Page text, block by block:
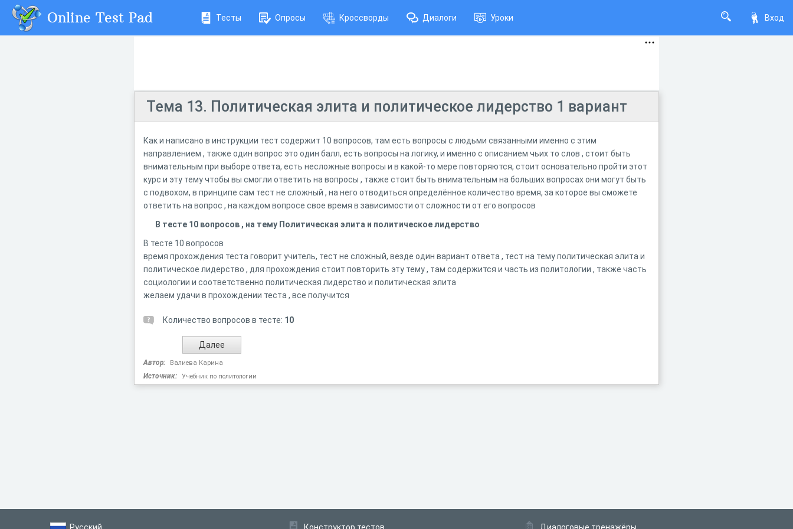
Вход
Online Test Pad Тесты Опросы Кроссворды Диалоги Уроки
Тема 13. Политическая элита и политическое лидерство 1 вариант
Как и написано в инструкции тест содержит 10 вопросов, там есть вопросы с людьми связанными именно с этим
направлением , также один вопрос это один балл, есть вопросы на логику, и именно с описанием чьих то слов , стоит быть
внимательным при выборе ответа, есть несложные вопросы и в какой-то мере повторяются, стоит основательно пройти этот
курс и эту тему чтобы вы смогли ответить на вопросы , также стоит быть внимательным на больших вопросах они могут быть
с подвохом, в принципе сам тест не сложный , на него отводиться определённое количество время, за которое вы сможете
ответить на вопрос , на каждом вопросе свое время в зависимости от сложности от его вопросов
В тесте 10 вопросов , на тему Политическая элита и политическое лидерство
В тесте 10 вопросов
время прохождения теста говорит учитель, тест не сложный, везде один вариант ответа , тест на тему политическая элита и
политическое лидерство , для прохождения стоит повторить эту тему , там содержится и часть из политологии , также часть
социологии и соответственно политическая лидерство и политическая элита
желаем удачи в прохождении теста , все получится
Количество вопросов в тесте: 10
Автор: Валиева Карина
Источник: Учебник по политологии